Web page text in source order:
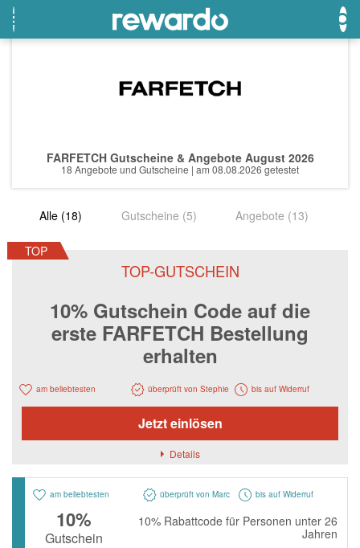
Lieferando
Fressnapf
adidas
Parfumdreams
apodiscounter
Udemy
Pets Deli
Top Gutscheine
Sonderaktionen
Top Angebote
FARFETCH Gutscheine & Angebote August 2026
18 Angebote und Gutscheine | am 08.08.2026 getestet
Alle (18) Gutscheine (5) Angebote (13)
TOP
TOP-GUTSCHEIN
10% Gutschein Code auf die
erste FARFETCH Bestellung
erhalten
am beliebtesten überprüft von Stephie bis auf Widerruf
Details
Jetzt einlösen
am beliebtesten überprüft von Marc bis auf Widerruf
10%
Gutschein
10% Rabattcode für Personen unter 26
Jahren